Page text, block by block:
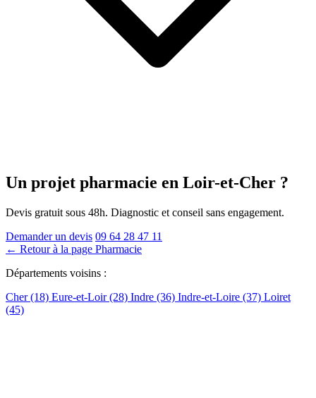
Un projet pharmacie en Loir-et-Cher ?
Devis gratuit sous 48h. Diagnostic et conseil sans engagement.
Demander un devis 09 64 28 47 11
← Retour à la page Pharmacie
Départements voisins :
Cher (18) Eure-et-Loir (28) Indre (36) Indre-et-Loire (37) Loiret
(45)